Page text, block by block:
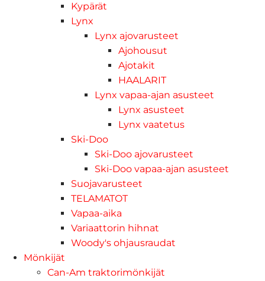
Kypärät
Lynx
Lynx ajovarusteet
Ajohousut
Ajotakit
HAALARIT
Lynx vapaa-ajan asusteet
Lynx asusteet
Lynx vaatetus
Ski-Doo
Ski-Doo ajovarusteet
Ski-Doo vapaa-ajan asusteet
Suojavarusteet
TELAMATOT
Vapaa-aika
Variaattorin hihnat
Woody's ohjausraudat
Mönkijät
Can-Am traktorimönkijät